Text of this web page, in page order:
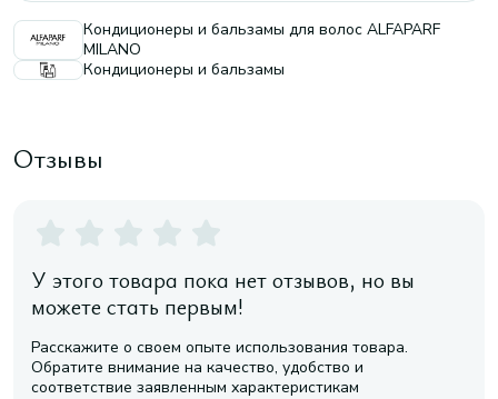
Кондиционеры и бальзамы для волос ALFAPARF
MILANO
Кондиционеры и бальзамы
Отзывы
У этого товара пока нет отзывов, но вы
можете стать первым!
Расскажите о своем опыте использования товара.
Обратите внимание на качество, удобство и
соответствие заявленным характеристикам